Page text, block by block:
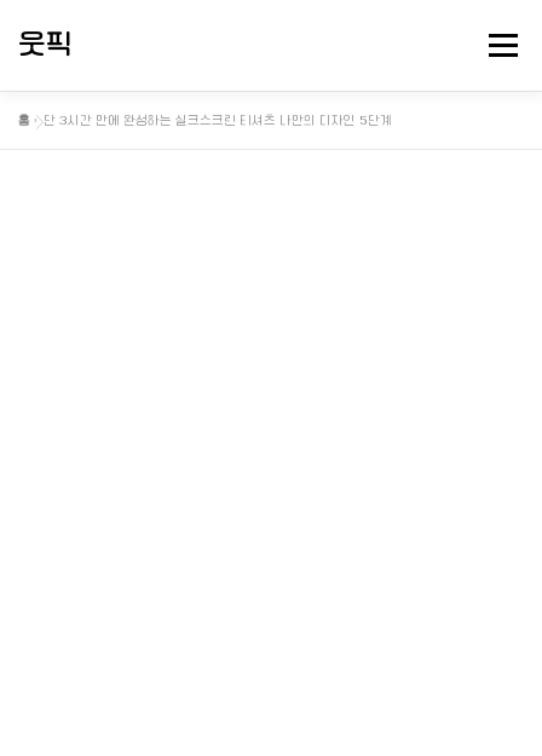
웃픽 메뉴
홈 »단 3시간 만에 완성하는 실크스크린 티셔츠 나만의 디자인 5단계